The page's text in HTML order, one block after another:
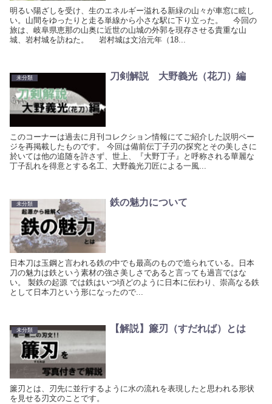
明るい陽ざしを受け、生のエネルギー溢れる新緑の山々が車窓に眩し
い。山間をゆったりと走る単線から小さな駅に下り立った。 今回の
旅は、岐阜県恵那の山奥に近世の山城の外郭を現存させる貴重な山
城、岩村城を訪ねた。 岩村城は文治元年（18...
未分類 刀剣解説 大野義光（花刀）編
このコーナーは過去に月刊コレクション情報にてご紹介した説明ペー
ジを再掲載したものです。 今回は備前伝丁子刃の探究とその美しさに
於いては他の追随を許さず、世上、『大野丁子』と呼称される華麗な
丁子乱れを得意とする名工、大野義光刀匠による一風...
未分類 鉄の魅力について
日本刀は玉鋼と言われる鉄の中でも最高のもので造られている。日本
刀の魅力は鉄という素材の強さ美しさであると言っても過言ではな
い。 製鉄の起源 では鉄はいつ頃どのように日本に伝わり、崇高なる鉄
として日本刀という形になったので...
未分類 【解説】簾刃（すだれば）とは
簾刃とは、刃先に並行するように水の流れを表現したと思われる形状
を見せる刃文のことです。